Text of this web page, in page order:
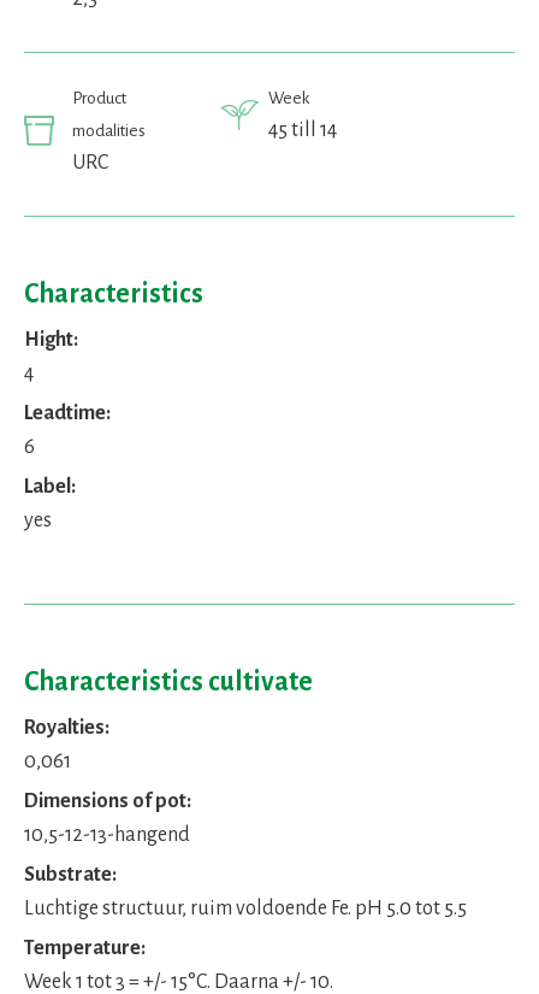
Product
modalities
URC
Week
45 till 14
Characteristics
Hight:
4
Leadtime:
6
Label:
yes
Characteristics cultivate
Royalties:
0,061
Dimensions of pot:
10,5-12-13-hangend
Substrate:
Luchtige structuur, ruim voldoende Fe. pH 5.0 tot 5.5
Temperature:
Week 1 tot 3 = +/- 15°C. Daarna +/- 10.